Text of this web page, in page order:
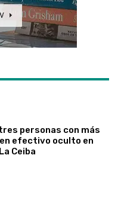
personas con más
en efectivo oculto en
Ceiba